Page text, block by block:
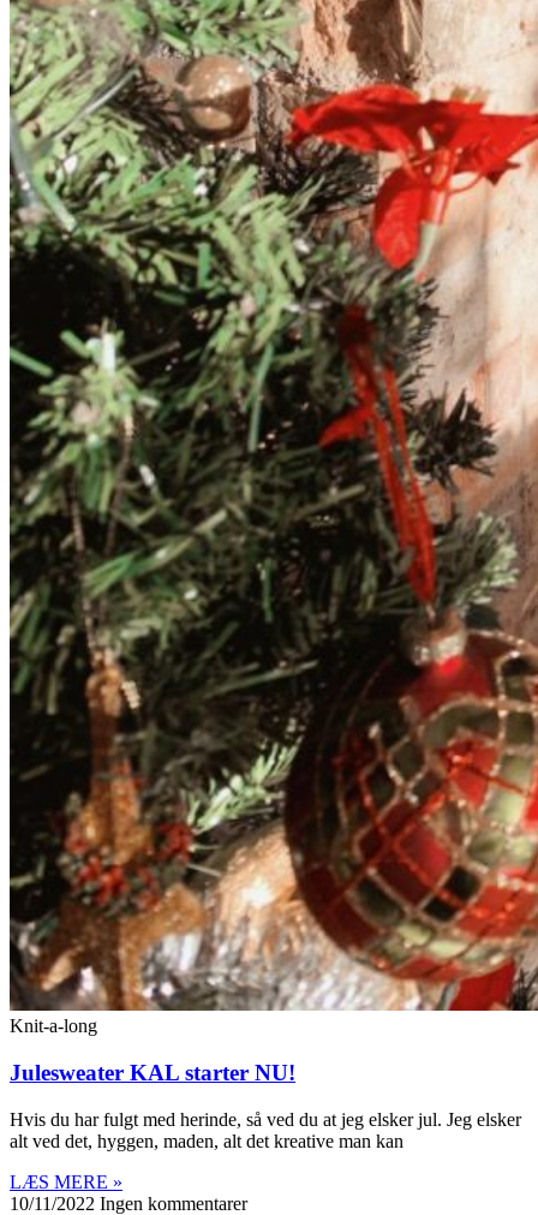
Knit-a-long
Julesweater KAL starter NU!
Hvis du har fulgt med herinde, så ved du at jeg elsker jul. Jeg elsker
alt ved det, hyggen, maden, alt det kreative man kan
LÆS MERE »
10/11/2022 Ingen kommentarer